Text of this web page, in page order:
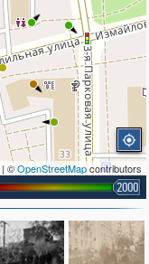
| ©OpenStreetMapcontributors
2000